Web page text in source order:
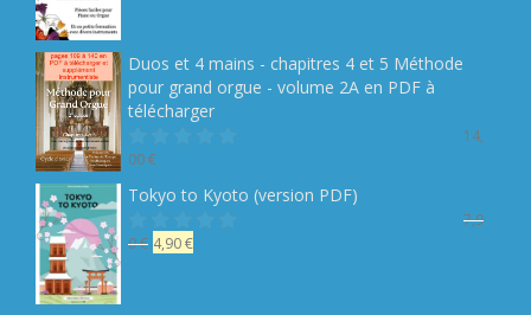
19,90 €.14,90 €.
Duos et 4 mains - chapitres 4 et 5 Méthode
pour grand orgue - volume 2A en PDF à
télécharger
14,
00€
Tokyo to Kyoto (version PDF)
7,9
0€ Le
4,90€Le